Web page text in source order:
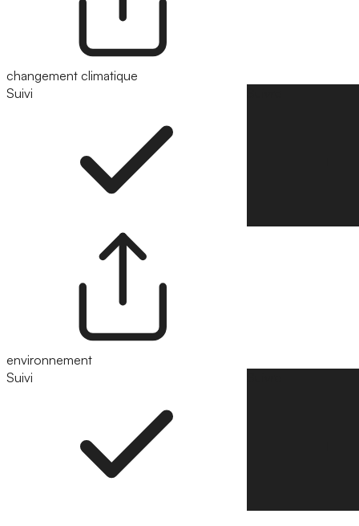
changement climatique
Suivi
environnement
Suivi